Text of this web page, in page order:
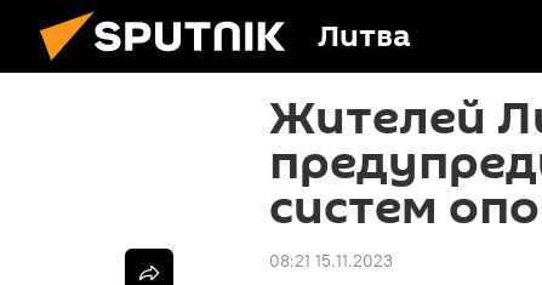
Литва
Жителей
систем
08:21 15.11.2023